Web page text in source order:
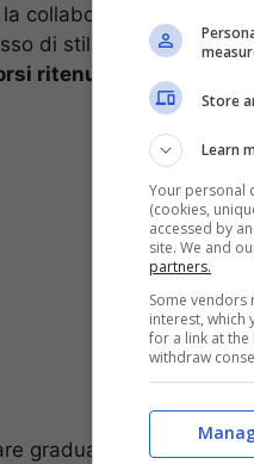
collaborazione del
di stilare una sorta di
ritenuti irregolari
graduatoria ci sono
Store
Learn
Your personal
(cookies,
accessed by
site. We and
partners.
Some
interest, which
for a link at
withdraw